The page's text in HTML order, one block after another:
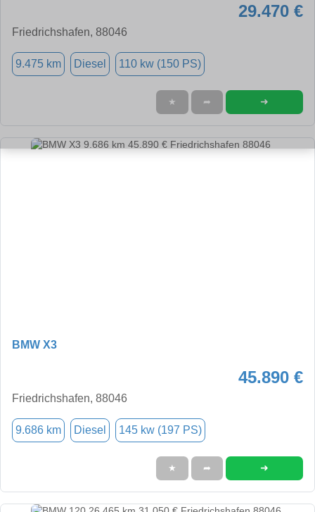
29.470 €
Friedrichshafen, 88046
9.475 km Diesel 110 kw (150 PS)
★ ➦ ➜
BMW X3
45.890 €
Friedrichshafen, 88046
9.686 km Diesel 145 kw (197 PS)
★ ➦ ➜